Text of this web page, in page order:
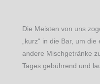
Die Meisten von uns
„kurz“ in die Bar, um
andere Mischgetränke
Tages gebührend und